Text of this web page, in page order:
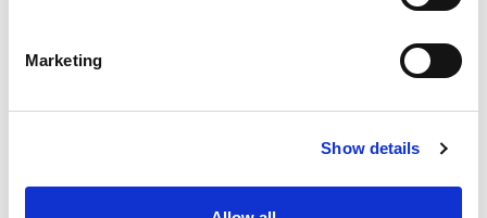
Marketing
Show details